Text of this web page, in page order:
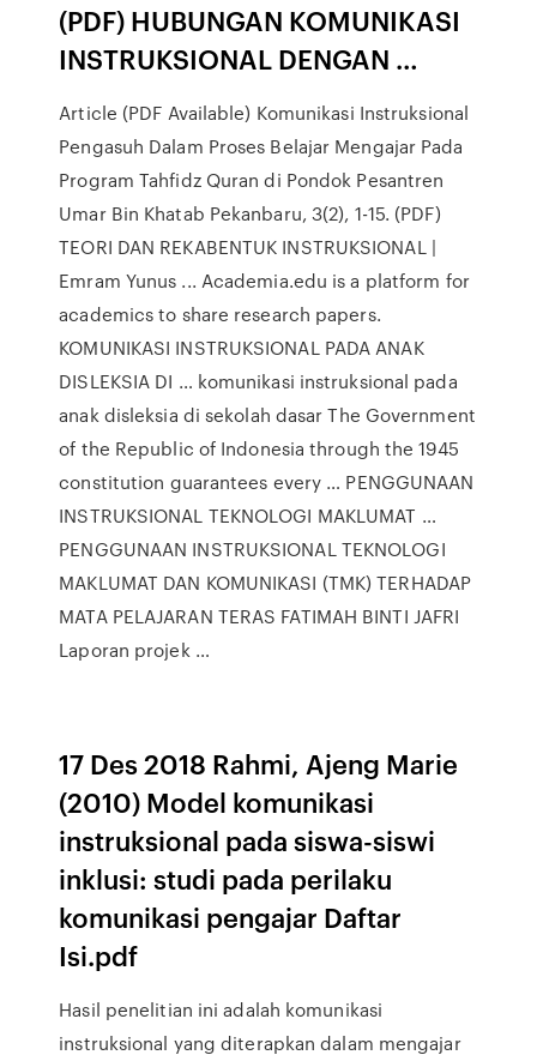
(PDF) HUBUNGAN KOMUNIKASI
INSTRUKSIONAL DENGAN …
Article (PDF Available) Komunikasi Instruksional
Pengasuh Dalam Proses Belajar Mengajar Pada
Program Tahfidz Quran di Pondok Pesantren
Umar Bin Khatab Pekanbaru, 3(2), 1-15. (PDF)
TEORI DAN REKABENTUK INSTRUKSIONAL |
Emram Yunus ... Academia.edu is a platform for
academics to share research papers.
KOMUNIKASI INSTRUKSIONAL PADA ANAK
DISLEKSIA DI … komunikasi instruksional pada
anak disleksia di sekolah dasar The Government
of the Republic of Indonesia through the 1945
constitution guarantees every … PENGGUNAAN
INSTRUKSIONAL TEKNOLOGI MAKLUMAT …
PENGGUNAAN INSTRUKSIONAL TEKNOLOGI
MAKLUMAT DAN KOMUNIKASI (TMK) TERHADAP
MATA PELAJARAN TERAS FATIMAH BINTI JAFRI
Laporan projek …
17 Des 2018 Rahmi, Ajeng Marie
(2010) Model komunikasi
instruksional pada siswa-siswi
inklusi: studi pada perilaku
komunikasi pengajar Daftar
Isi.pdf
Hasil penelitian ini adalah komunikasi
instruksional yang diterapkan dalam mengajar